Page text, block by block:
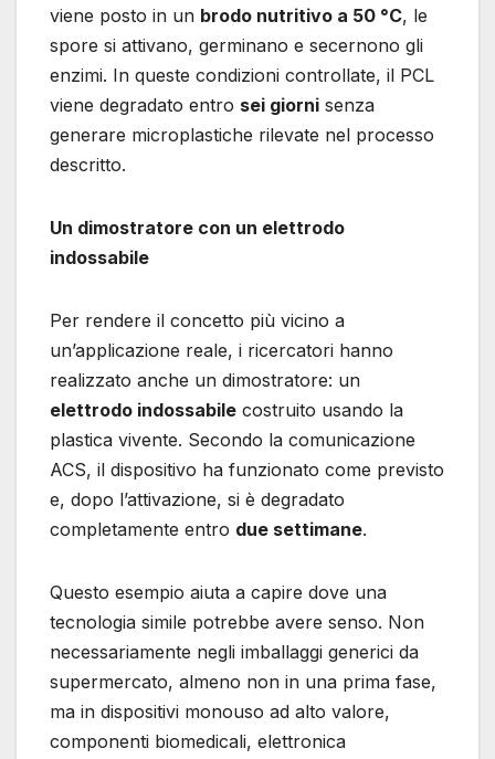
viene posto in un brodo nutritivo a 50 °C, le
spore si attivano, germinano e secernono gli
enzimi. In queste condizioni controllate, il PCL
viene degradato entro sei giorni senza
generare microplastiche rilevate nel processo
descritto.
Un dimostratore con un elettrodo
indossabile
Per rendere il concetto più vicino a
un’applicazione reale, i ricercatori hanno
realizzato anche un dimostratore: un
elettrodo indossabile costruito usando la
plastica vivente. Secondo la comunicazione
ACS, il dispositivo ha funzionato come previsto
e, dopo l’attivazione, si è degradato
completamente entro due settimane.
Questo esempio aiuta a capire dove una
tecnologia simile potrebbe avere senso. Non
necessariamente negli imballaggi generici da
supermercato, almeno non in una prima fase,
ma in dispositivi monouso ad alto valore,
componenti biomedicali, elettronica